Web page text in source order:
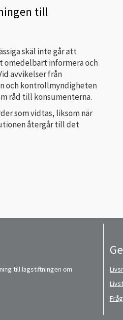
till
skäl inte går att
omedelbart informera och
avvikelser från
och kontrollmyndigheten
råd till konsumenterna.
som vidtas, liksom när
återgår till det
till lagstiftningen om